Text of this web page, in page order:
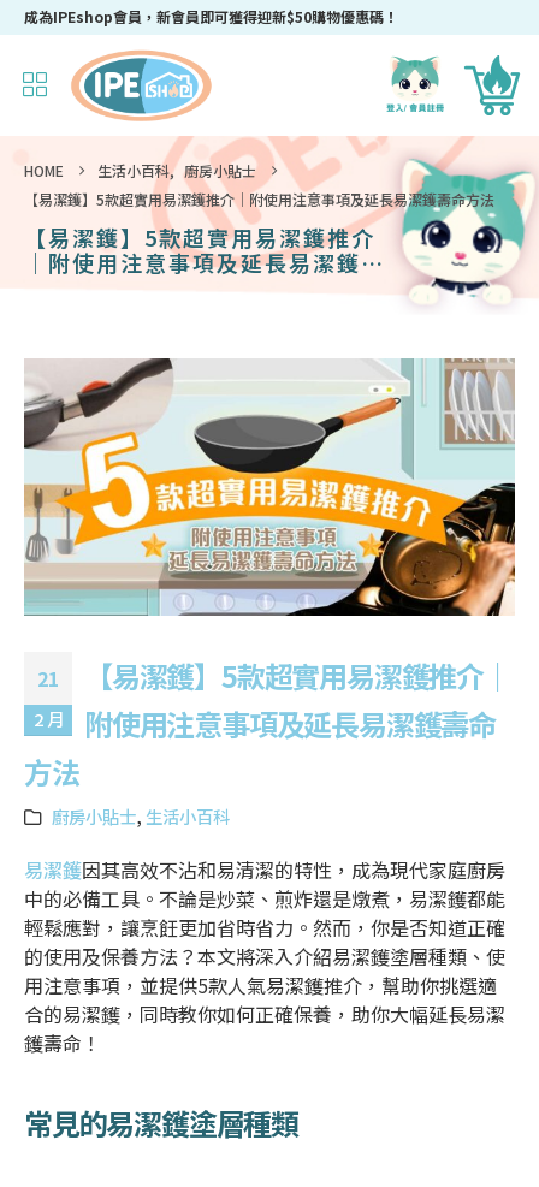
成為IPEshop會員，新會員即可獲得迎新$50購物優惠碼！
HOME 生活小百科, 廚房小貼士
【易潔鑊】5款超實用易潔鑊推介｜附使用注意事項及延長易潔鑊壽命方法
【易潔鑊】5款超實用易潔鑊推介
｜附使用注意事項及延長易潔鑊壽
21
2 月
【易潔鑊】5款超實用易潔鑊推介｜
附使用注意事項及延長易潔鑊壽命
方法
廚房小貼士, 生活小百科
易潔鑊因其高效不沾和易清潔的特性，成為現代家庭廚房
中的必備工具。不論是炒菜、煎炸還是燉煮，易潔鑊都能
輕鬆應對，讓烹飪更加省時省力。然而，你是否知道正確
的使用及保養方法？本文將深入介紹易潔鑊塗層種類、使
用注意事項，並提供5款人氣易潔鑊推介 ，幫助你挑選適
合的易潔鑊，同時教你如何正確保養，助你大幅延長易潔
鑊壽命！
常見的易潔鑊塗層種類